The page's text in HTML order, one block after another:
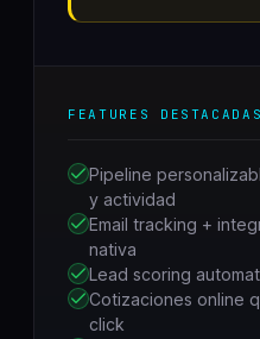
FEATURES DESTACADAS
Pipeline
y actividad
Email tracking +
nativa
Lead scoring
Cotizaciones online
click